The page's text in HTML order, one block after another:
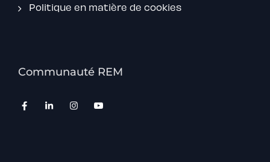
Politique en matière de cookies
Communauté REM